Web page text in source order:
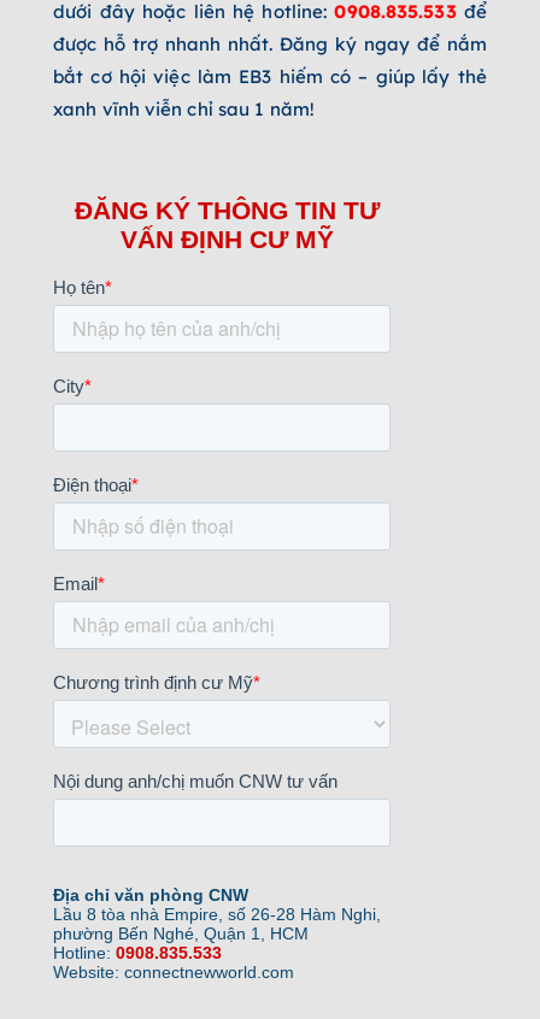
dưới đâyhoặc liên hệ hotline:0908.835.533để
được hỗ trợ nhanh nhất.Đăng ký ngay để nắm
bắt cơ hội việc làm EB3 hiếm có – giúp lấy thẻ
xanh vĩnh viễn chỉ sau 1 năm!